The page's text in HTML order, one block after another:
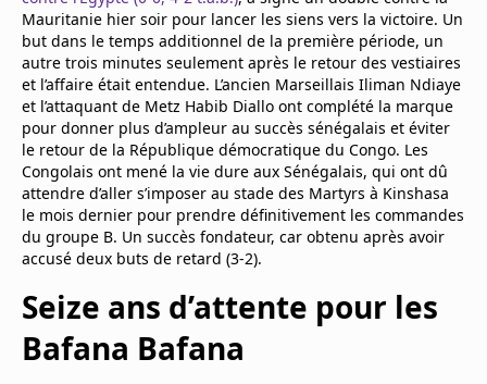
Mauritanie hier soir pour lancer les siens vers la victoire. Un
but dans le temps additionnel de la première période, un
autre trois minutes seulement après le retour des vestiaires
et l’affaire était entendue. L’ancien Marseillais Iliman Ndiaye
et l’attaquant de Metz Habib Diallo ont complété la marque
pour donner plus d’ampleur au succès sénégalais et éviter
le retour de la République démocratique du Congo. Les
Congolais ont mené la vie dure aux Sénégalais, qui ont dû
attendre d’aller s’imposer au stade des Martyrs à Kinshasa
le mois dernier pour prendre définitivement les commandes
du groupe B. Un succès fondateur, car obtenu après avoir
accusé deux buts de retard (3-2).
Seize ans d’attente pour les
Bafana Bafana